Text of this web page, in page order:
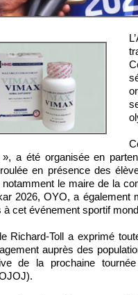
a été organisée en
en présence des
le maire de la
2026, OYO, a également
cet événement sportif
Richard-Toll a exprimé
auprès des
de la prochaine